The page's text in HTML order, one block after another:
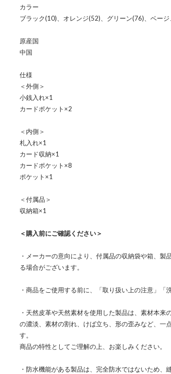
カラー
ブラック(10)、オレンジ(52)、グリーン(76)、ベージ
原産国
中国
仕様
＜外側＞
小銭入れ×1
カードポケット×2
＜内側＞
札入れ×1
カード収納×1
カードポケット×8
ポケット×1
＜付属品＞
収納箱×1
＜購入前にご確認ください＞
・メーカーの意向により、付属品の収納袋や箱、製
る場合がございます。
・商品をご使用する前に、「取り扱い上の注意」「
・天然皮革や天然素材を使用した製品は、素材本
の濃淡、素材の割れ、けば立ち、形の歪みなど、一
す。
商品の特性としてご理解の上、お楽しみください。
・防水機能がある製品は、完全防水ではないため、